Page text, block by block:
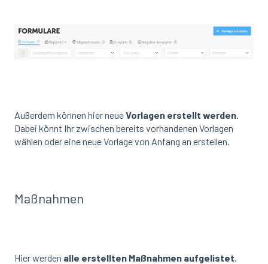
Außerdem können hier neueVorlagen erstellt werden.
Dabei könnt Ihr zwischen bereits vorhandenen Vorlagen
wählen oder eine neue Vorlage von Anfang an erstellen.
Maßnahmen
Hier werden alle erstellten Maßnahmen aufgelistet.